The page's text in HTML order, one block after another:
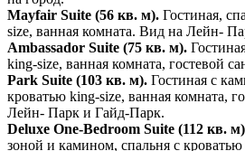
Mayfair Suite (56 кв. м). Гостиная,
size, ванная комната. Вид на Лейн-
Ambassador Suite (75 кв. м).
king-size, ванная комната, гостевой
Park Suite (103 кв. м). Гостиная с
кроватью king-size, ванная комната,
Лейн- Парк и Гайд-Парк.
Deluxe One-Bedroom Suite (112 кв.
зоной и камином, спальня с